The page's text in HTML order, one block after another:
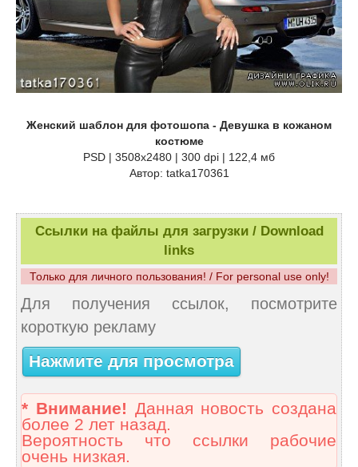
Женский шаблон для фотошопа - Девушка в кожаном
костюме
PSD | 3508x2480 | 300 dpi | 122,4 мб
Автор: tatka170361
Ссылки на файлы для загрузки / Download
links
Только для личного пользования! / For personal use only!
Для получения ссылок, посмотрите
короткую рекламу
Нажмите для просмотра
* Внимание! Данная новость создана
более 2 лет назад.
Вероятность что ссылки рабочие
очень низкая.